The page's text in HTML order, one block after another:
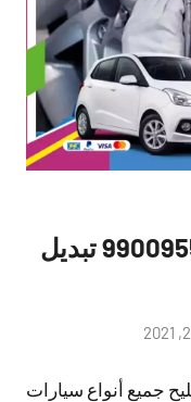
كراج بنشر متنقل النعيم 99009551‬ تبديل
تعليقات
جميع أنواع سيارات